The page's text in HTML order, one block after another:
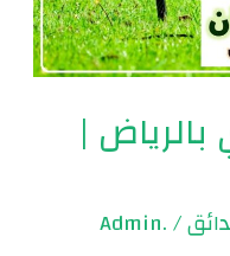
|
/
.Admin